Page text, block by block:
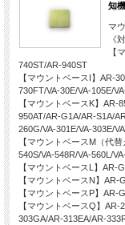
知
マ
《
【
740ST/AR-940ST
【マウントベースI】AR-
730FT/VA-30E/VA-105E/
【マウントベースK】AR-
950AT/AR-G1A/AR-S1A/
260G/VA-301E/VA-303E/
【マウントベースM（代
540S/VA-548R/VA-560L/
【マウントベースL】AR-
【マウントベースN】
【マウントベースP】AR-
【マウントベースQ】
303GA/AR-313EA/AR-